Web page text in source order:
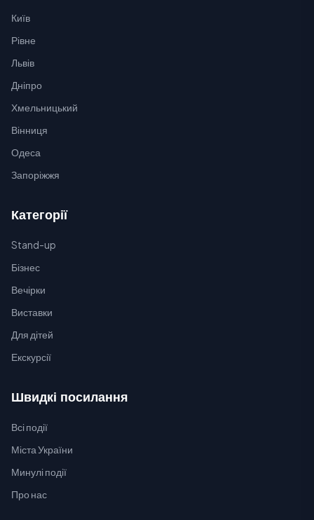
Київ
Рівне
Львів
Дніпро
Хмельницький
Вінниця
Одеса
Запоріжжя
Категорії
Stand-up
Бізнес
Вечірки
Виставки
Для дітей
Екскурсії
Швидкі посилання
Всі події
Міста України
Минулі події
Про нас